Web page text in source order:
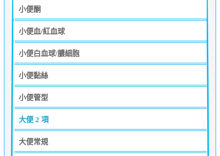
小便酮
小便血/紅血球
小便白血球/膿細胞
小便黏絲
小便管型
大便 2 項
大便常規